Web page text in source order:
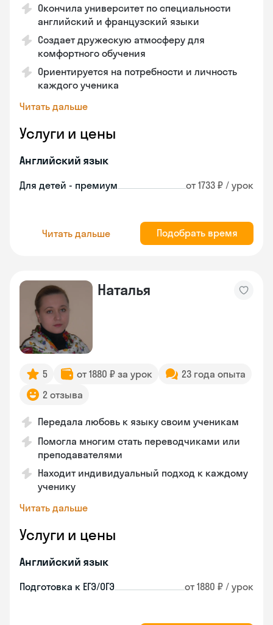
Окончила университет по специальности
английский и французский языки
Создает дружескую атмосферу для
комфортного обучения
Ориентируется на потребности и личность
каждого ученика
Читать дальше
Услуги и цены
Английский язык
Для детей - премиум от 1733 ₽ / урок
Читать дальше Подобрать время
Наталья
5 от 1880 ₽ за урок
23 года опыта
2 отзыва
Передала любовь к языку своим ученикам
Помогла многим стать переводчиками или
преподавателями
Находит индивидуальный подход к каждому
ученику
Читать дальше
Услуги и цены
Английский язык
Подготовка к ЕГЭ/ОГЭ от 1880 ₽ / урок